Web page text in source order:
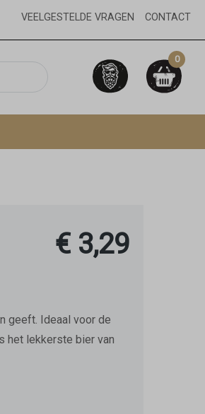
VEELGESTELDE VRAGEN CONTACT
0
€ 3,29
geeft. Ideaal voor de
het lekkerste bier van